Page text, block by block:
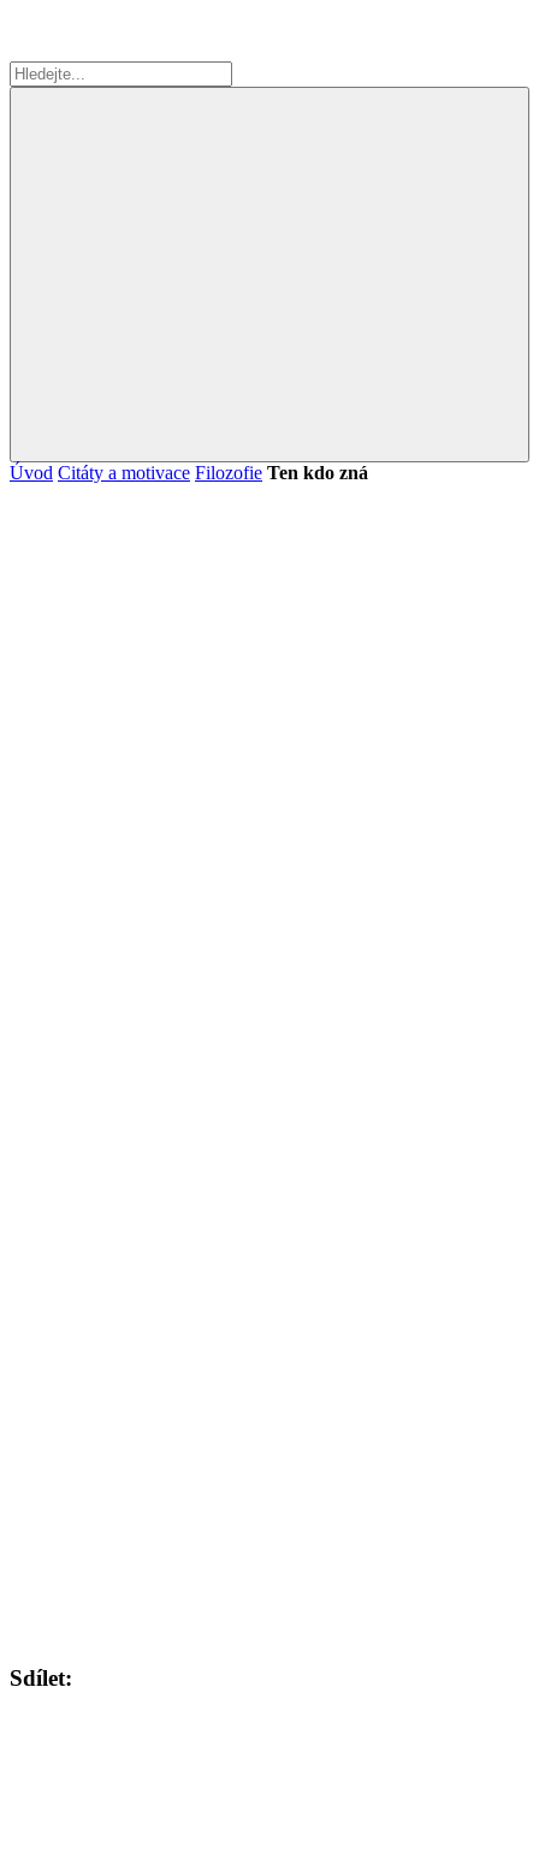
Úvod Citáty a motivace Filozofie Ten kdo zná
Sdílet: